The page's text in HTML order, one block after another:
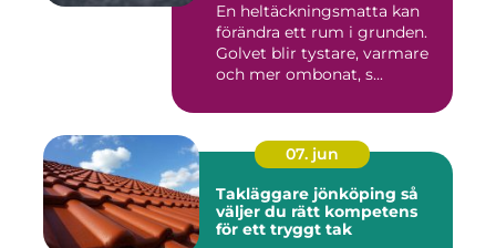
En heltäckningsmatta kan
förändra ett rum i grunden.
Golvet blir tystare, varmare
och mer ombonat, s...
07. jun
Takläggare jönköping så
väljer du rätt kompetens
för ett tryggt tak